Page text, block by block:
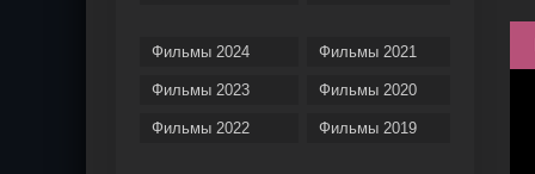
Фильмы 2024
Фильмы 2023
Фильмы 2022
Фильмы 2021
Фильмы 2020
Фильмы 2019